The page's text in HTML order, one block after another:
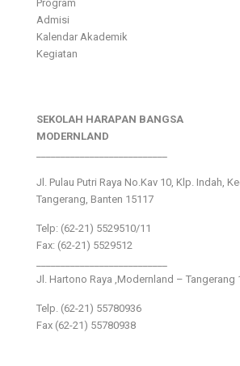
Program
Admisi
Kalendar Akademik
Kegiatan
SEKOLAH HARAPAN BANGSA
MODERNLAND
Jl. Pulau Putri Raya No.Kav 10, Klp. Indah,
Tangerang, Banten 15117
Telp: (62-21) 5529510/11
Fax: (62-21) 5529512
Jl. Hartono Raya ,Modernland – Tangerang
Telp. (62-21) 55780936
Fax (62-21) 55780938